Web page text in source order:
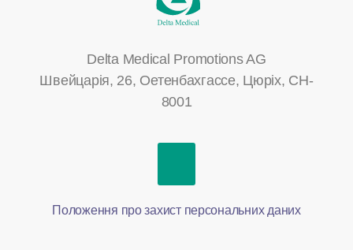
Delta Medical Promotions AG
Швейцарія, 26, Оетенбахгассе, Цюріх, CH-
8001
Положення про захист персональних даних